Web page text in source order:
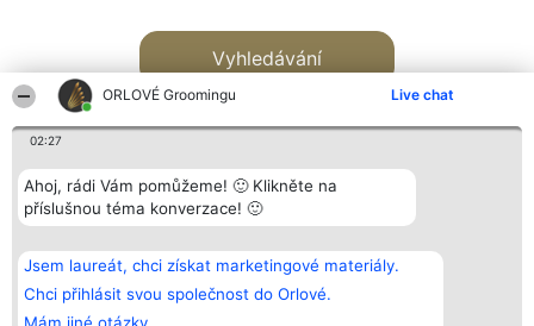
ORLOVÉ Groomingu Live chat
02:27
Ahoj, rádi Vám pomůžeme! 🙂 Klikněte na
příslušnou téma konverzace! 🙂
Jsem laureát, chci získat marketingové materiály.
Chci přihlásit svou společnost do Orlové.
Vyhledávání
Bright Side Solutions sp. z o.
o. sp. k.
ul. Ruska 22
Wrocław 50-079
KRS 0000749100 | Regon
Vítězové
Seznam všech
laureátů
Zásady
Kontakt